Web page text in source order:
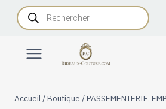
AllerRecherche
de
produits
Accueil /Boutique /PASSEMENTERIE,